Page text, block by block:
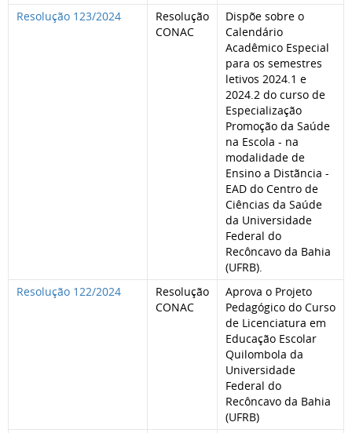
Resolução 123/2024
Resolução
CONAC
Dispõe sobre o
Calendário
Acadêmico Especial
para os semestres
letivos 2024.1 e
2024.2 do curso de
Especialização
Promoção da Saúde
na Escola - na
modalidade de
Ensino a Distãncia -
EAD do Centro de
Ciências da Saúde
da Universidade
Federal do
Recôncavo da Bahia
(UFRB).
Resolução 122/2024
Resolução
CONAC
Aprova o Projeto
Pedagógico do Curso
de Licenciatura em
Educação Escolar
Quilombola da
Universidade
Federal do
Recôncavo da Bahia
(UFRB)